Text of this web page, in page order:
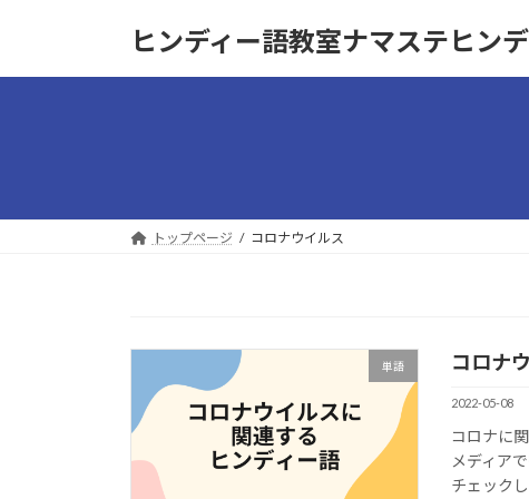
ッ
移
ヒンディー語教室ナマステヒン
トップページ コロナウイルス
単語 コロナ
2022-05-08
コロナに
メディア
チェック